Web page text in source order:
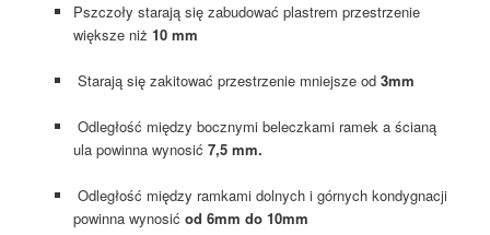
Pszczoły starają się zabudować plastrem przestrzenie
większe niż 10 mm
Starają się zakitować przestrzenie mniejsze od 3mm
Odległość między bocznymi beleczkami ramek a ścianą
ula powinna wynosić 7,5 mm.
Odległość między ramkami dolnych i górnych kondygnacji
powinna wynosić od 6mm do 10mm